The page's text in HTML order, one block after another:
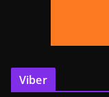
Viber